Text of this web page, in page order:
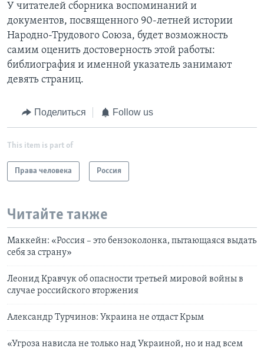
У читателей сборника воспоминаний и
документов, посвященного 90-летней истории
Народно-Трудового Союза, будет возможность
самим оценить достоверность этой работы:
библиография и именной указатель занимают
девять страниц.
Поделиться Follow us
This item is part of
Права человека Россия
Читайте также
Маккейн: «Россия – это бензоколонка, пытающаяся выдать
себя за страну»
Леонид Кравчук об опасности третьей мировой войны в
случае российского вторжения
Александр Турчинов: Украина не отдаст Крым
«Угроза нависла не только над Украиной, но и над всем